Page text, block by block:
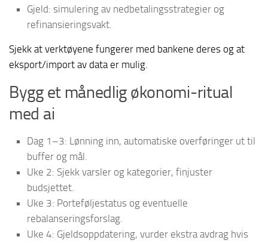
Gjeld: simulering av nedbetalingsstrategier og
refinansieringsvakt.
Sjekk at verktøyene fungerer med bankene deres og at
eksport/import av data er mulig.
Bygg et månedlig økonomi-ritual
med ai
Dag 1–3: Lønning inn, automatiske overføringer ut til
buffer og mål.
Uke 2: Sjekk varsler og kategorier, finjuster
budsjettet.
Uke 3: Porteføljestatus og eventuelle
rebalanseringsforslag.
Uke 4: Gjeldsoppdatering, vurder ekstra avdrag hvis